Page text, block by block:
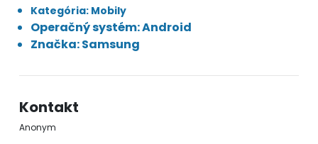
Kategória: Mobily
Operačný systém: Android
Značka: Samsung
Kontakt
Anonym